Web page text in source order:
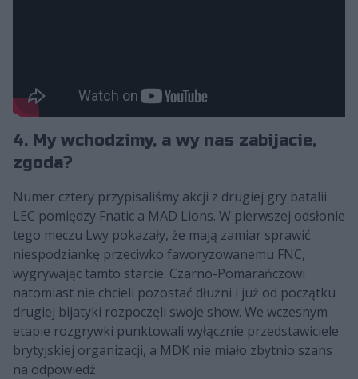
4. My wchodzimy, a wy nas zabijacie,
zgoda?
Numer cztery przypisaliśmy akcji z drugiej gry batalii
LEC pomiędzy Fnatic a MAD Lions. W pierwszej odsłonie
tego meczu Lwy pokazały, że mają zamiar sprawić
niespodziankę przeciwko faworyzowanemu FNC,
wygrywając tamto starcie. Czarno-Pomarańczowi
natomiast nie chcieli pozostać dłużni i już od początku
drugiej bijatyki rozpoczęli swoje show. We wczesnym
etapie rozgrywki punktowali wyłącznie przedstawiciele
brytyjskiej organizacji, a MDK nie miało zbytnio szans
na odpowiedź.